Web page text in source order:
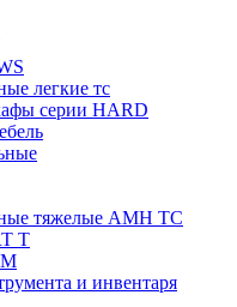
легкие тс
серии HARD
тяжелые AMH TC
T
и инвентаря